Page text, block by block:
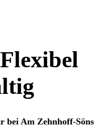
bei Am Zehnhoff-Söns